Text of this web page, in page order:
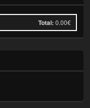
Total: 0.00€